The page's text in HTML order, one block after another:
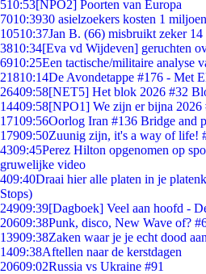
510:53[NPO2] Poorten van Europa
7010:3930 asielzoekers kosten 1
10510:37Jan B. (66) misbruikt zeker 14
3810:34[Eva vd Wijdeven] geruchten
6910:25Een tactische/militaire analyse
21810:14De Avondetappe #176 - Met
26409:58[NET5] Het blok 2026 #32
14409:58[NPO1] We zijn er bijna 2026
17109:56Oorlog Iran #136 Bridge and
17909:50Zuunig zijn, it's a way of life!
4309:45Perez Hilton opgenomen op
gruwelijke video
409:40Draai hier alle platen in je
Stops)
24909:39[Dagboek] Veel aan hoofd -
20609:38Punk, disco, New Wave of?
13909:38Zaken waar je je echt dood
1409:38Aftellen naar de kerstdagen
20609:02Russia vs Ukraine #91